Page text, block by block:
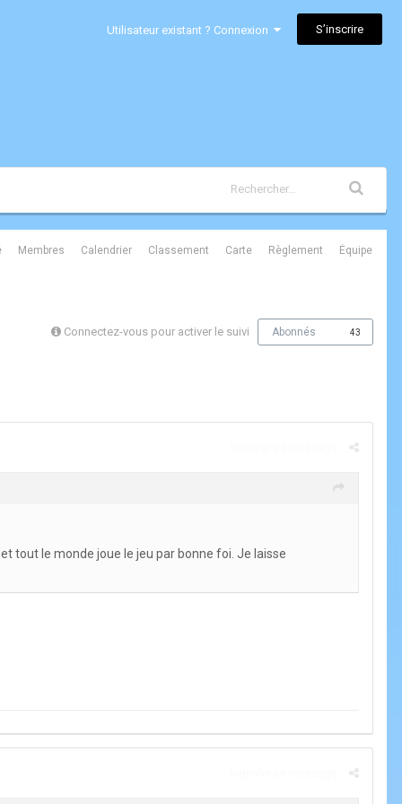
Utilisateur existant ? Connexion S’inscrire
Membres Calendrier Classement Carte Règlement Équipe
Connectez-vous pour activer le suivi Abonnés 43
tout le monde joue le jeu par bonne foi. Je laisse